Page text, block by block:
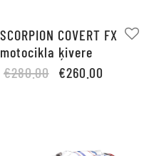
SCORPION COVERT FX
motocikla ķivere
€280.00
Original
€260.00